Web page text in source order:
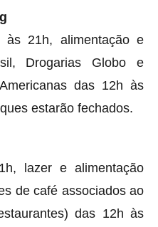
às 21h, alimentação e
Drogarias Globo e
das 12h às
estarão fechados.
lazer e alimentação
de café associados ao
das 12h às